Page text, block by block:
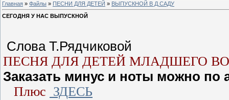
Главная » Файлы » ПЕСНИ ДЛЯ ДЕТЕЙ » ВЫПУСКНОЙ В Д.САДУ
СЕГОДНЯ У НАС ВЫПУСКНОЙ
Слова Т.Рядчиковой
ПЕСНЯ ДЛЯ ДЕТЕЙ МЛАДШЕГО
Заказать минус и ноты можно по
Плюс ЗДЕСЬ